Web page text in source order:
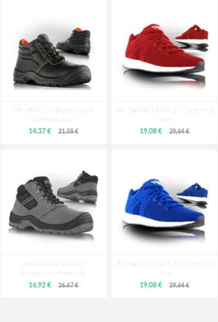
poltopánka
36,85 €
Bezpečnostná poltopánka
32,69 €
VM UMAG S3 Bezpečnostná
členková obuv
14,37 € 21,58 €
VM ONTARIO 4405-35 Outdoorová
obuv
19,08 € 29,64 €
VM Footwear BURGAS
bezpečnostní kotníková
16,92 € 26,67 €
VM ONTARIO 4405-11 Outdoorová
obuv
19,08 € 29,64 €